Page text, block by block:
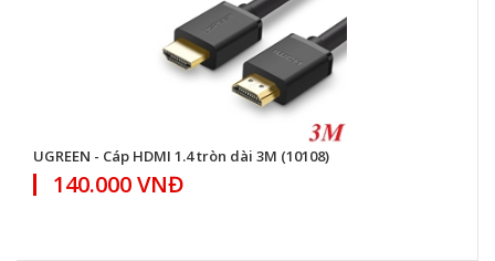
UGREEN - Cáp HDMI 1.4 tròn dài 3M (10108)
140.000 VNĐ